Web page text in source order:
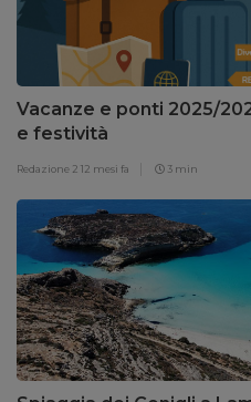
Vacanze e ponti 2025/
e festività
Redazione 2 12 mesi fa 3 min